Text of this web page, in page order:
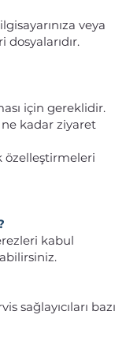
veya
için gereklidir.
kadar ziyaret
özelleştirmeleri
kabul
sağlayıcıları bazı